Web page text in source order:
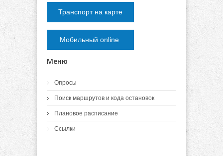
Транспорт на карте
Мобильный online
Меню
Опросы
Поиск маршрутов и кода остановок
Плановое расписание
Ссылки